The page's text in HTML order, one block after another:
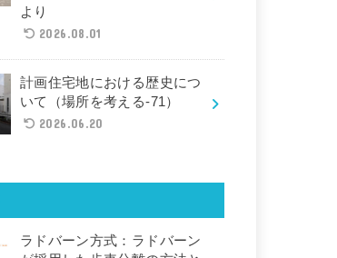
より
2026.08.01
計画住宅地における歴史につ
いて（場所を考える-71）
2026.06.20
ラドバーン方式：ラドバーン